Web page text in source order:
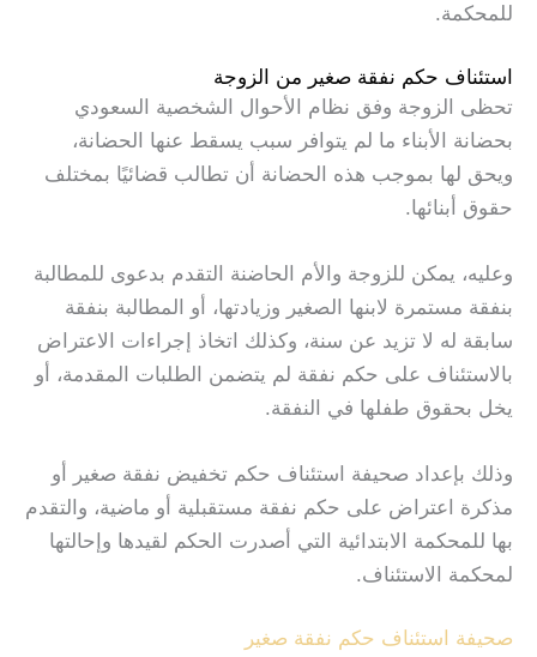
للمحكمة.
استئناف حكم نفقة صغير من الزوجة
تحظى الزوجة وفق نظام الأحوال الشخصية السعودي
بحضانة الأبناء ما لم يتوافر سبب يسقط عنها الحضانة،
ويحق لها بموجب هذه الحضانة أن تطالب قضائيًا بمختلف
حقوق أبنائها.
وعليه، يمكن للزوجة والأم الحاضنة التقدم بدعوى للمطالبة
بنفقة مستمرة لابنها الصغير وزيادتها، أو المطالبة بنفقة
سابقة له لا تزيد عن سنة، وكذلك اتخاذ إجراءات الاعتراض
بالاستئناف على حكم نفقة لم يتضمن الطلبات المقدمة، أو
يخل بحقوق طفلها في النفقة.
وذلك بإعداد صحيفة استئناف حكم تخفيض نفقة صغير أو
مذكرة اعتراض على حكم نفقة مستقبلية أو ماضية، والتقدم
بها للمحكمة الابتدائية التي أصدرت الحكم لقيدها وإحالتها
لمحكمة الاستئناف.
صحيفة استئناف حكم نفقة صغير